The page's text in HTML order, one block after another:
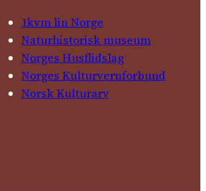
1kvm lin Norge
Natur­his­torisk­ museum
Norges Husflids­lag
Norges Kultur­vern­forbund
Norsk Kulturarv